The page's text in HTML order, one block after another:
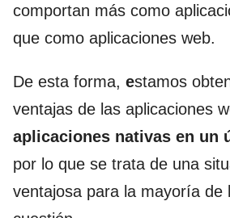
comportan más como
que como aplicaciones web.
De esta forma, estamos
ventajas de las aplicaciones
aplicaciones nativas en un
por lo que se trata de una
ventajosa para la mayoría de